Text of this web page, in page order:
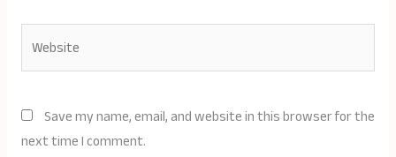
Save my name, email, and website in this browser for the
next time I comment.